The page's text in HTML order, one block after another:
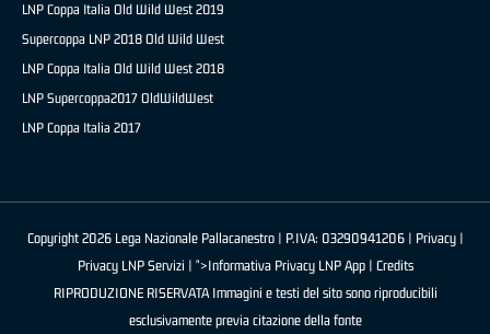
LNP Coppa Italia Old Wild West 2019
Supercoppa LNP 2018 Old Wild West
LNP Coppa Italia Old Wild West 2018
LNP Supercoppa2017 OldWildWest
LNP Coppa Italia 2017
Copyright 2026 Lega Nazionale Pallacanestro | P.IVA: 03290941206 | Privacy|
Privacy LNP Servizi | ">Informativa Privacy LNP App | Credits
RIPRODUZIONE RISERVATA Immagini e testi del sito sono riproducibili
esclusivamente previa citazione della fonte